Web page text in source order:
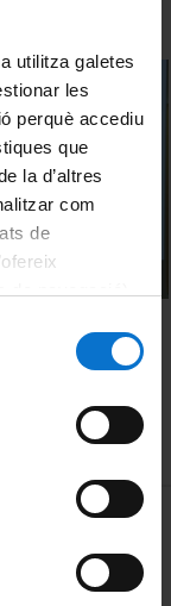
utilitza galetes
les
perquè accediu
que
la d’altres
com
de
de la
per a la
actors en joc.
MENÚ PEU 1